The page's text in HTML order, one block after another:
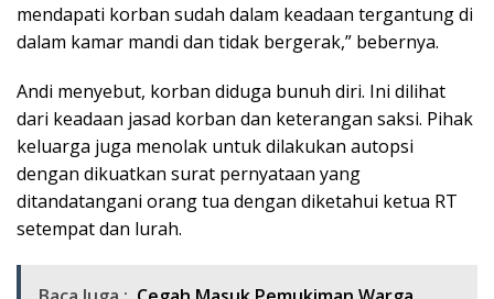
mendapati korban sudah dalam keadaan tergantung di
dalam kamar mandi dan tidak bergerak,” bebernya.
Andi menyebut, korban diduga bunuh diri. Ini dilihat
dari keadaan jasad korban dan keterangan saksi. Pihak
keluarga juga menolak untuk dilakukan autopsi
dengan dikuatkan surat pernyataan yang
ditandatangani orang tua dengan diketahui ketua RT
setempat dan lurah.